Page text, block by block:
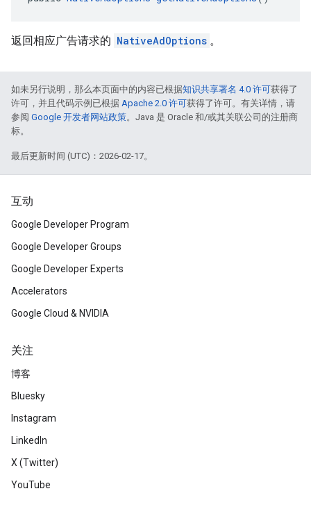
返回相应广告请求的 NativeAdOptions 。
如未另行说明，那么本页面中的内容已根据知识共享署名 4.0 许可获得了
许可，并且代码示例已根据 Apache 2.0 许可获得了许可。有关详情，请
参阅 Google 开发者网站政策。Java 是 Oracle 和/或其关联公司的注册商
标。
最后更新时间 (UTC)：2026-02-17。
互动
Google Developer Program
Google Developer Groups
Google Developer Experts
Accelerators
Google Cloud & NVIDIA
关注
博客
Bluesky
Instagram
LinkedIn
X (Twitter)
YouTube